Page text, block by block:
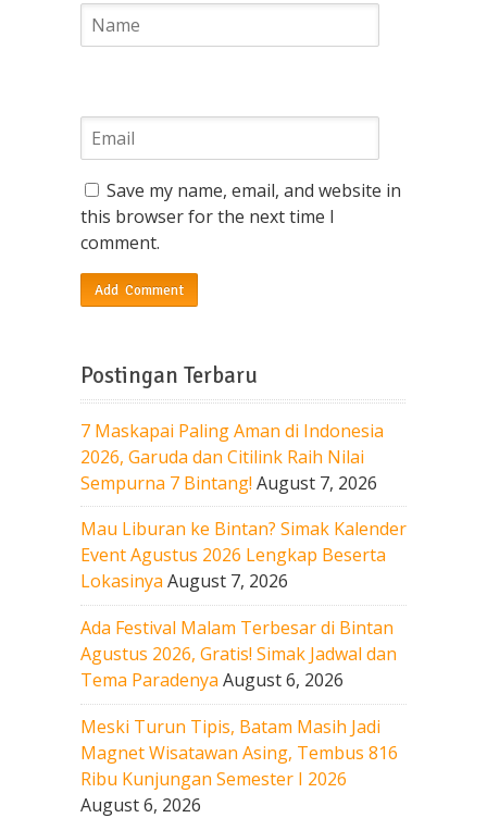
Save my name, email, and website in
this browser for the next time I
comment.
Postingan Terbaru
7 Maskapai Paling Aman di Indonesia
2026, Garuda dan Citilink Raih Nilai
Sempurna 7 Bintang! August 7, 2026
Mau Liburan ke Bintan? Simak Kalender
Event Agustus 2026 Lengkap Beserta
Lokasinya August 7, 2026
Ada Festival Malam Terbesar di Bintan
Agustus 2026, Gratis! Simak Jadwal dan
Tema Paradenya August 6, 2026
Meski Turun Tipis, Batam Masih Jadi
Magnet Wisatawan Asing, Tembus 816
Ribu Kunjungan Semester I 2026
August 6, 2026